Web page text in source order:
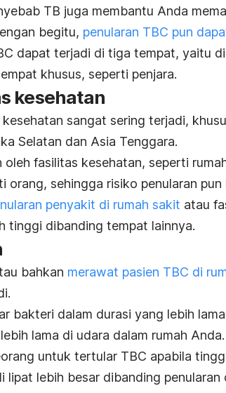
TB juga membantu Anda
begitu, penularan TBC pun
dapat terjadi di tiga tempat, yaitu
khusus, seperti penjara.
kesehatan
sangat sering terjadi,
Selatan dan Asia Tenggara.
oleh fasilitas kesehatan, seperti
orang, sehingga risiko penularan
penyakit di rumah sakit atau
tinggi dibanding tempat lainnya.
bahkan merawat pasien TBC di
bakteri dalam durasi yang lebih
lama di udara dalam rumah Anda.
untuk tertular TBC apabila
lipat lebih besar dibanding penularan